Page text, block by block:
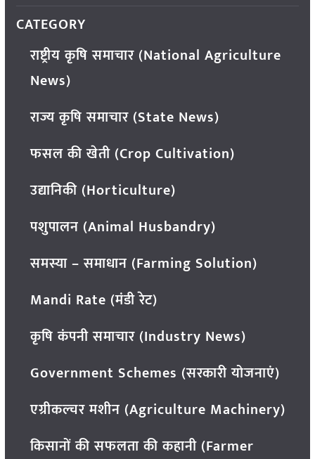
CATEGORY
राष्ट्रीय कृषि समाचार (National Agriculture
News)
राज्य कृषि समाचार (State News)
फसल की खेती (Crop Cultivation)
उद्यानिकी (Horticulture)
पशुपालन (Animal Husbandry)
समस्या – समाधान (Farming Solution)
Mandi Rate (मंडी रेट)
कृषि कंपनी समाचार (Industry News)
Government Schemes (सरकारी योजनाएं)
एग्रीकल्चर मशीन (Agriculture Machinery)
किसानों की सफलता की कहानी (Farmer